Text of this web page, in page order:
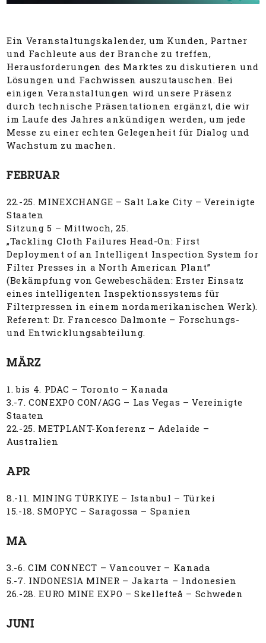
Ein Veranstaltungskalender, um Kunden, Partner
und Fachleute aus der Branche zu treffen,
Herausforderungen des Marktes zu diskutieren und
Lösungen und Fachwissen auszutauschen. Bei
einigen Veranstaltungen wird unsere Präsenz
durch technische Präsentationen ergänzt, die wir
im Laufe des Jahres ankündigen werden, um jede
Messe zu einer echten Gelegenheit für Dialog und
Wachstum zu machen.
FEBRUAR
22.-25. MINEXCHANGE – Salt Lake City – Vereinigte
Staaten
Sitzung 5 – Mittwoch, 25.
„Tackling Cloth Failures Head-On: First
Deployment of an Intelligent Inspection System for
Filter Presses in a North American Plant”
(Bekämpfung von Gewebeschäden: Erster Einsatz
eines intelligenten Inspektionssystems für
Filterpressen in einem nordamerikanischen Werk).
Referent: Dr. Francesco Dalmonte – Forschungs-
und Entwicklungsabteilung.
MÄRZ
1. bis 4. PDAC – Toronto – Kanada
3.-7. CONEXPO CON/AGG – Las Vegas – Vereinigte
Staaten
22.-25. METPLANT-Konferenz – Adelaide –
Australien
APR
8.-11. MINING TÜRKIYE – Istanbul – Türkei
15.-18. SMOPYC – Saragossa – Spanien
MA
3.-6. CIM CONNECT – Vancouver – Kanada
5.-7. INDONESIA MINER – Jakarta – Indonesien
26.-28. EURO MINE EXPO – Skellefteå – Schweden
JUNI